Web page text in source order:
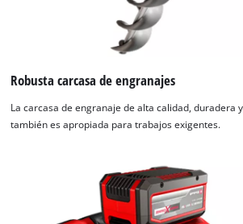
Robusta carcasa de engranajes
La carcasa de engranaje de alta calidad, duradera
también es apropiada para trabajos exigentes.